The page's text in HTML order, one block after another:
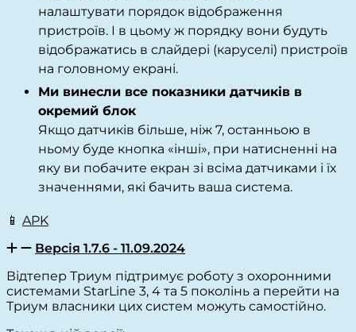
налаштувати порядок відображення
пристроїв. І в цьому ж порядку вони будуть
відображатись в слайдері (каруселі) пристроїв
на головному екрані.
Ми винесли все показники датчиків в
окремий блок
Якщо датчиків більше, ніж 7, останньою в
ньому буде кнопка «інші», при натисненні на
яку ви побачите екран зі всіма датчиками і їх
значеннями, які бачить ваша система.
📱 APK
Версія 1.7.6 - 11.09.2024
Відтепер Триум підтримує роботу з охоронними
системами StarLine 3, 4 та 5 поколінь а перейти на
Триум власники цих систем можуть самостійно.